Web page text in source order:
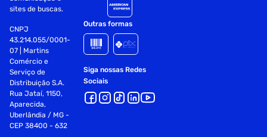
dimensao da embalagem (a / p / l) : 185.0mm / 20.0mm /
257.0mm
ean : 097855154521
anatel : 065661903229
ncm : 84716052
peso do produto com embalagem : 0.485kg
sites de buscas.
CNPJ
43.214.055/0001-
07 | Martins
Comércio e
Serviço de
Distribuição S.A.
Rua Jataí, 1150,
Aparecida,
Uberlândia / MG -
CEP 38400 - 632
Outras formas
Siga nossas Redes
Sociais